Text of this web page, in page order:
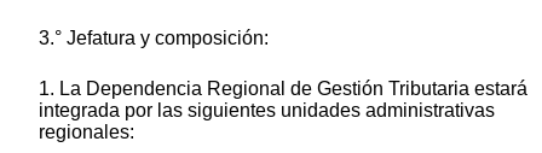
3.° Jefatura y composición:
1. La Dependencia Regional de Gestión Tributaria estará
integrada por las siguientes unidades administrativas
regionales: